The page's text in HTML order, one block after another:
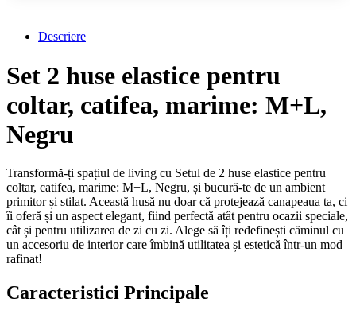
Descriere
Set 2 huse elastice pentru
coltar, catifea, marime: M+L,
Negru
Transformă-ți spațiul de living cu Setul de 2 huse elastice pentru
coltar, catifea, marime: M+L, Negru, și bucură-te de un ambient
primitor și stilat. Această husă nu doar că protejează canapeaua ta, ci
îi oferă și un aspect elegant, fiind perfectă atât pentru ocazii speciale,
cât și pentru utilizarea de zi cu zi. Alege să îți redefinești căminul cu
un accesoriu de interior care îmbină utilitatea și estetică într-un mod
rafinat!
Caracteristici Principale